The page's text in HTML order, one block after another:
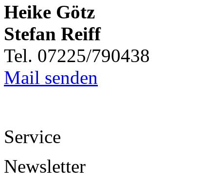
Heike Götz
Stefan Reiff
Tel. 07225/790438
Mail senden
Service
Newsletter